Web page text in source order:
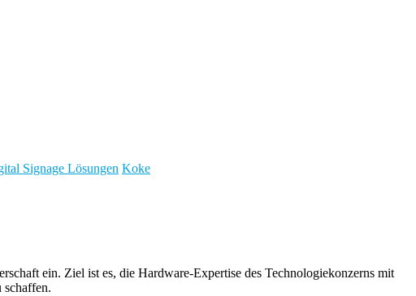
Signage Lösungen Koke
ein. Ziel ist es, die Hardware-Expertise des Technologiekonzerns mit